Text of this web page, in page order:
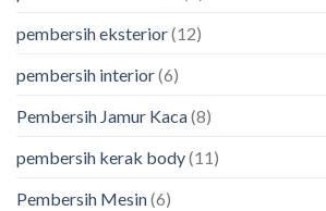
pembersih eksterior(12)
pembersih interior(6)
Pembersih Jamur Kaca(8)
pembersih kerak body(11)
Pembersih Mesin(6)